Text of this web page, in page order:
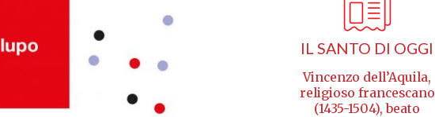
IL SANTO DI OGGI
Vincenzo dell’Aquila,
religioso francescano
(1435-1504), beato